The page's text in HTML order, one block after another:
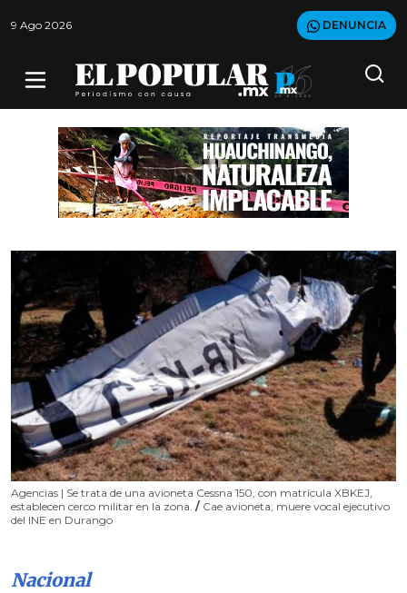
9 Ago 2026 DENUNCIA
Agencias | Se trata de una avioneta Cessna 150, con matrícula XBKEJ,
establecen cerco militar en la zona. / Cae avioneta; muere vocal ejecutivo
del INE en Durango
Nacional